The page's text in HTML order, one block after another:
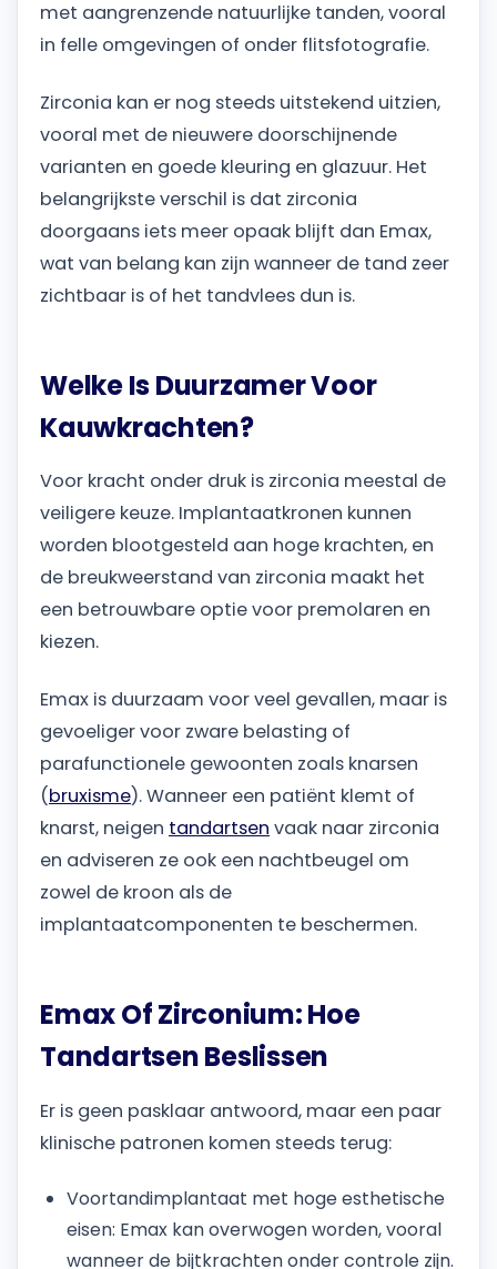
met aangrenzende natuurlijke tanden, vooral
in felle omgevingen of onder flitsfotografie.
Zirconia kan er nog steeds uitstekend uitzien,
vooral met de nieuwere doorschijnende
varianten en goede kleuring en glazuur. Het
belangrijkste verschil is dat zirconia
doorgaans iets meer opaak blijft dan Emax,
wat van belang kan zijn wanneer de tand zeer
zichtbaar is of het tandvlees dun is.
Welke Is Duurzamer Voor
Kauwkrachten?
Voor kracht onder druk is zirconia meestal de
veiligere keuze. Implantaatkronen kunnen
worden blootgesteld aan hoge krachten, en
de breukweerstand van zirconia maakt het
een betrouwbare optie voor premolaren en
kiezen.
Emax is duurzaam voor veel gevallen, maar is
gevoeliger voor zware belasting of
parafunctionele gewoonten zoals knarsen
(bruxisme). Wanneer een patiënt klemt of
knarst, neigen tandartsen vaak naar zirconia
en adviseren ze ook een nachtbeugel om
zowel de kroon als de
implantaatcomponenten te beschermen.
Emax Of Zirconium: Hoe
Tandartsen Beslissen
Er is geen pasklaar antwoord, maar een paar
klinische patronen komen steeds terug:
Voortandimplantaat met hoge esthetische
eisen: Emax kan overwogen worden, vooral
wanneer de bijtkrachten onder controle zijn.